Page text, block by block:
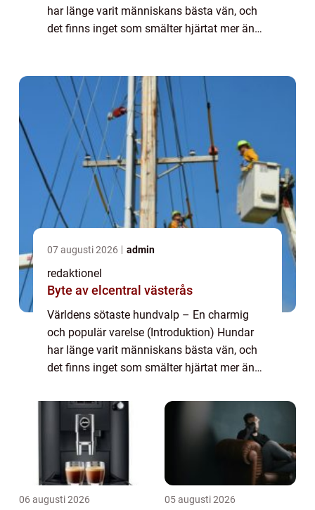
har länge varit människans bästa vän, och
det finns inget som smälter hjärtat mer än
07 augusti 2026 admin
redaktionel
Byte av elcentral västerås
Världens sötaste hundvalp – En charmig
och populär varelse (Introduktion) Hundar
har länge varit människans bästa vän, och
det finns inget som smälter hjärtat mer än
Genom åren har det funnits många olika ty...
06 augusti 2026 05 augusti 2026